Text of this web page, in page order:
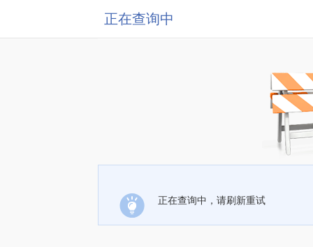
正在查询中
正在查询中，请刷新重试